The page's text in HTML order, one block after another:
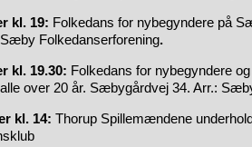
kl. 19: Folkedans for nybegyndere på
Folkedanserforening.
kl. 19.30: Folkedans for nybegyndere
over 20 år. Sæbygårdvej 34. Arr.:
kl. 14: Thorup Spillemændene